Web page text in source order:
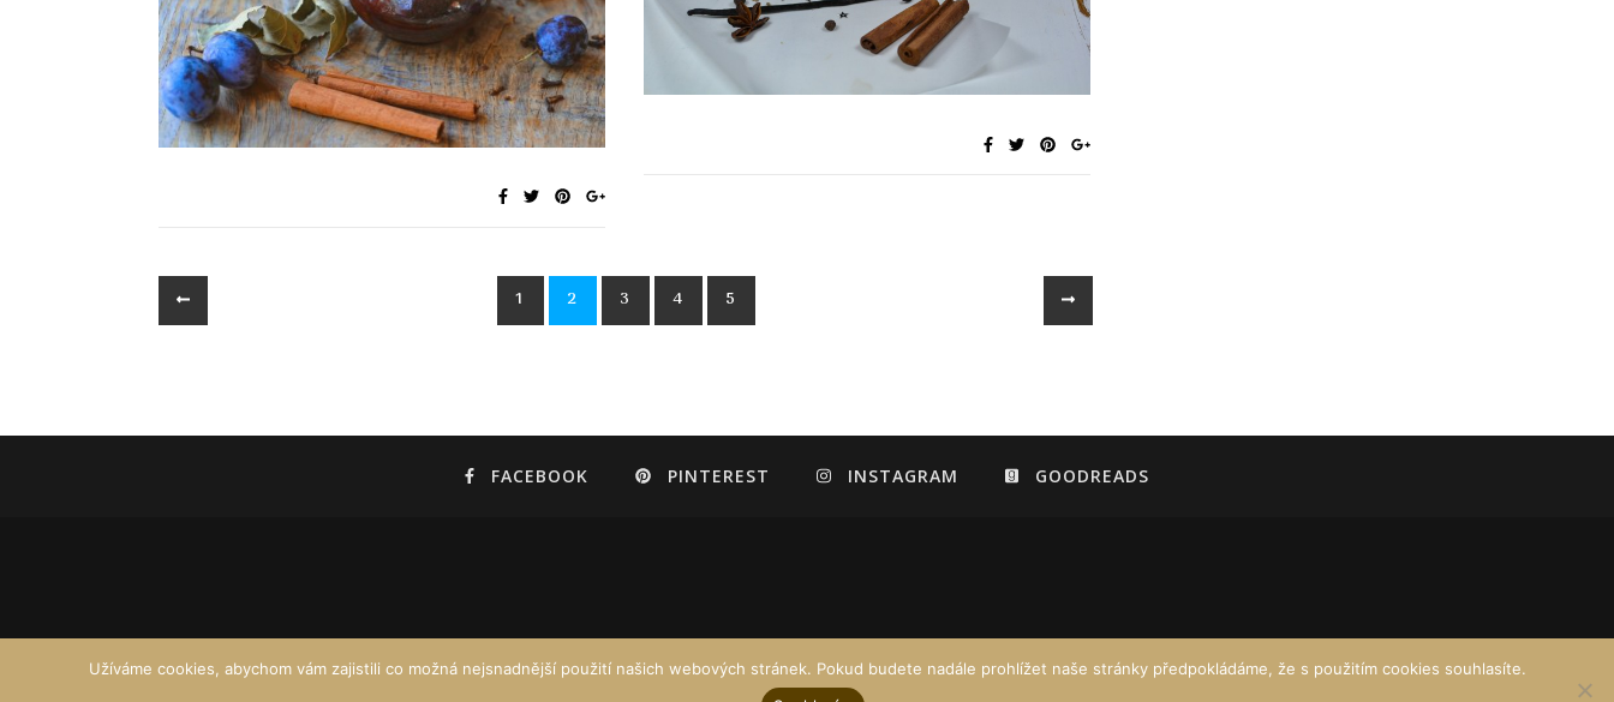
1 2 3 4 5
FACEBOOK PINTEREST INSTAGRAM GOODREADS
Užíváme cookies, abychom vám zajistili co možná nejsnadnější použití našich webových stránek. Pokud budete nadále prohlížet naše stránky předpokládáme, že s použitím cookies souhlasíte.